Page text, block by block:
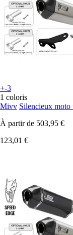
+-3
1 coloris
Mivv Silencieux moto
À partir de 503,95 €
123,01 €